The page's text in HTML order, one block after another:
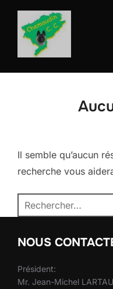
Aller
contenu
Il semble qu’aucun
recherche vous
Recherche
pour :
NOUS
Président:
Mr. Jean-Michel